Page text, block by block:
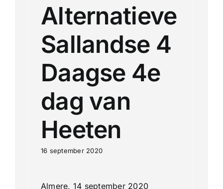
Alternatieve
Sallandse 4
Daagse 4e
dag van
Heeten
16 september 2020
Almere, 14 september 2020